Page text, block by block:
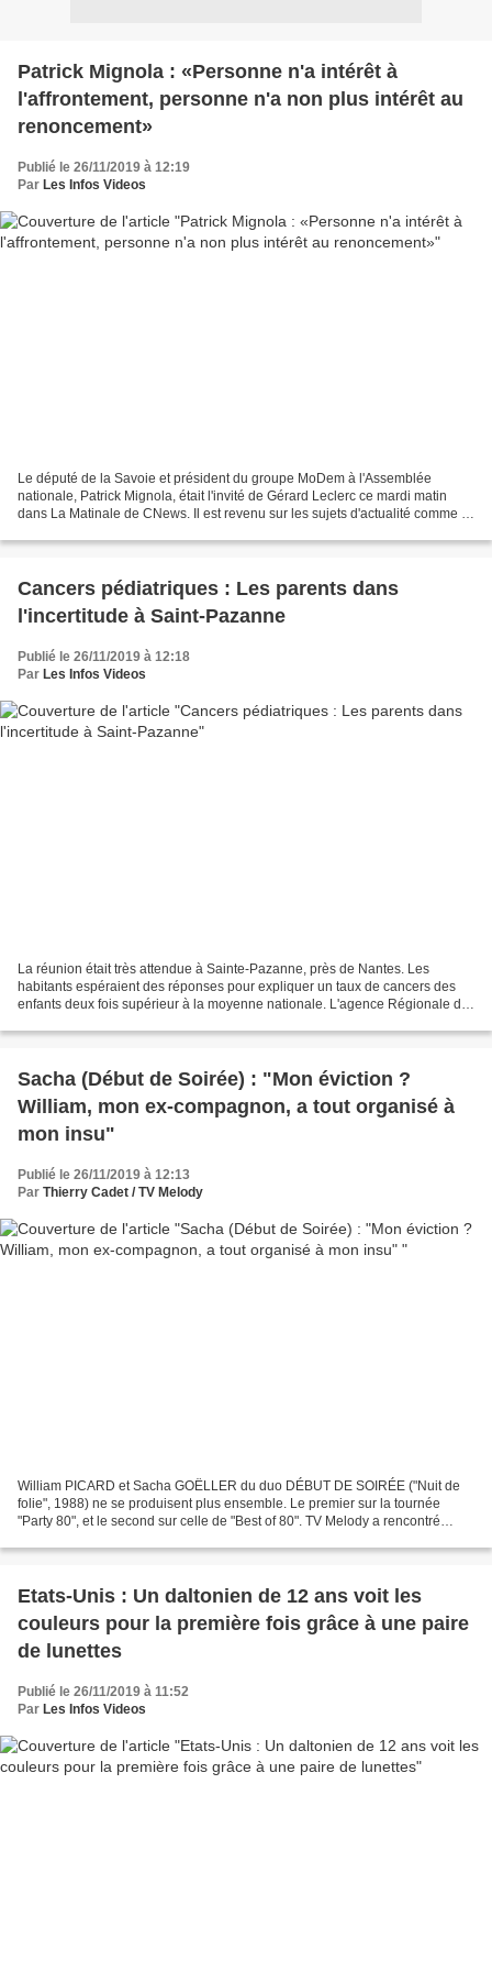
Patrick Mignola : «Personne n'a intérêt à
l'affrontement, personne n'a non plus intérêt au
renoncement»
Publié le 26/11/2019 à 12:19
Par Les Infos Videos
Le député de la Savoie et président du groupe MoDem à l'Assemblée
nationale, Patrick Mignola, était l'invité de Gérard Leclerc ce mardi matin
dans La Matinale de CNews. Il est revenu sur les sujets d'actualité comme la
Cancers pédiatriques : Les parents dans
l'incertitude à Saint-Pazanne
Publié le 26/11/2019 à 12:18
Par Les Infos Videos
La réunion était très attendue à Sainte-Pazanne, près de Nantes. Les
habitants espéraient des réponses pour expliquer un taux de cancers des
enfants deux fois supérieur à la moyenne nationale. L'agence Régionale de
Sacha (Début de Soirée) : "Mon éviction ?
William, mon ex-compagnon, a tout organisé à
mon insu"
Publié le 26/11/2019 à 12:13
Par Thierry Cadet / TV Melody
William PICARD et Sacha GOËLLER du duo DÉBUT DE SOIRÉE ("Nuit de
folie", 1988) ne se produisent plus ensemble. Le premier sur la tournée
"Party 80", et le second sur celle de "Best of 80". TV Melody a rencontré
Etats-Unis : Un daltonien de 12 ans voit les
couleurs pour la première fois grâce à une paire
de lunettes
Publié le 26/11/2019 à 11:52
Par Les Infos Videos